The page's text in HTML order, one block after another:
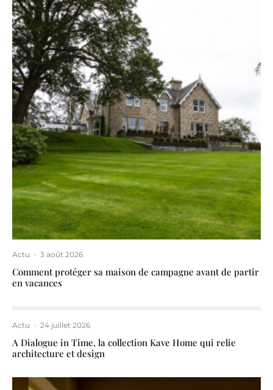
Actu · 3 août 2026
Comment protéger sa maison de campagne avant de partir
en vacances
Actu · 24 juillet 2026
A Dialogue in Time, la collection Kave Home qui relie
architecture et design